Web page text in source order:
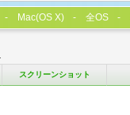
スクリーンショット
Mac(OS X) 全OS